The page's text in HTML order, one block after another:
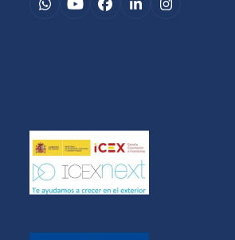
Whatsapp
YouTubeFacebook
LinkedInInstagram